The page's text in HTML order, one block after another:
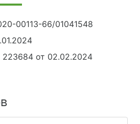
00113-66/01041548
от 02.02.2024